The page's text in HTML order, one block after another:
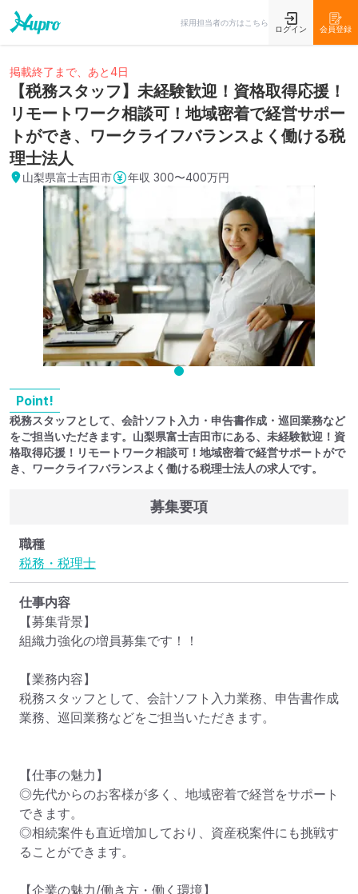
採用担当者の方はこちら
ログイン 会員登録
掲載終了まで、あと4日
【税務スタッフ】未経験歓迎！資格取得応援！
リモートワーク相談可！地域密着で経営サポー
トができ、ワークライフバランスよく働ける税
理士法人
山梨県富士吉田市 年収 300〜400万円
Point!
税務スタッフとして、会計ソフト入力・申告書作成・巡回業務など
をご担当いただきます。山梨県富士吉田市にある、未経験歓迎！資
格取得応援！リモートワーク相談可！地域密着で経営サポートがで
き、ワークライフバランスよく働ける税理士法人の求人です。
募集要項
職種
税務・税理士
仕事内容
【募集背景】
組織力強化の増員募集です！！
【業務内容】
税務スタッフとして、会計ソフト入力業務、申告書作成
業務、巡回業務などをご担当いただきます。
【仕事の魅力】
◎先代からのお客様が多く、地域密着で経営をサポート
できます。
◎相続案件も直近増加しており、資産税案件にも挑戦す
ることができます。
【企業の魅力/働き方・働く環境】